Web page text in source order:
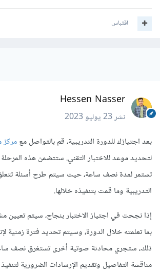
اقتباس
Hessen Nasser
نشر23 يوليو 2023
بعد اجتيازك للدورة التدريبية، قم بالتواصل مع
لتحديد موعد للاختبار التقني. ستتضمن هذه
تستمر لمدة نصف ساعة، حيث سيتم طرح أسئلة
التدريبية وما قمت بتنفيذه خلالها.
إذا نجحت في اجتياز الاختبار بنجاح، سيتم تعيين
بما تعلمته خلال الدورة، وسيتم تحديد فترة زمنية
ذلك، ستجري محادثة صوتية أخرى تستغرق نصف
مناقشة التفاصيل وتقديم الإرشادات الضرورية